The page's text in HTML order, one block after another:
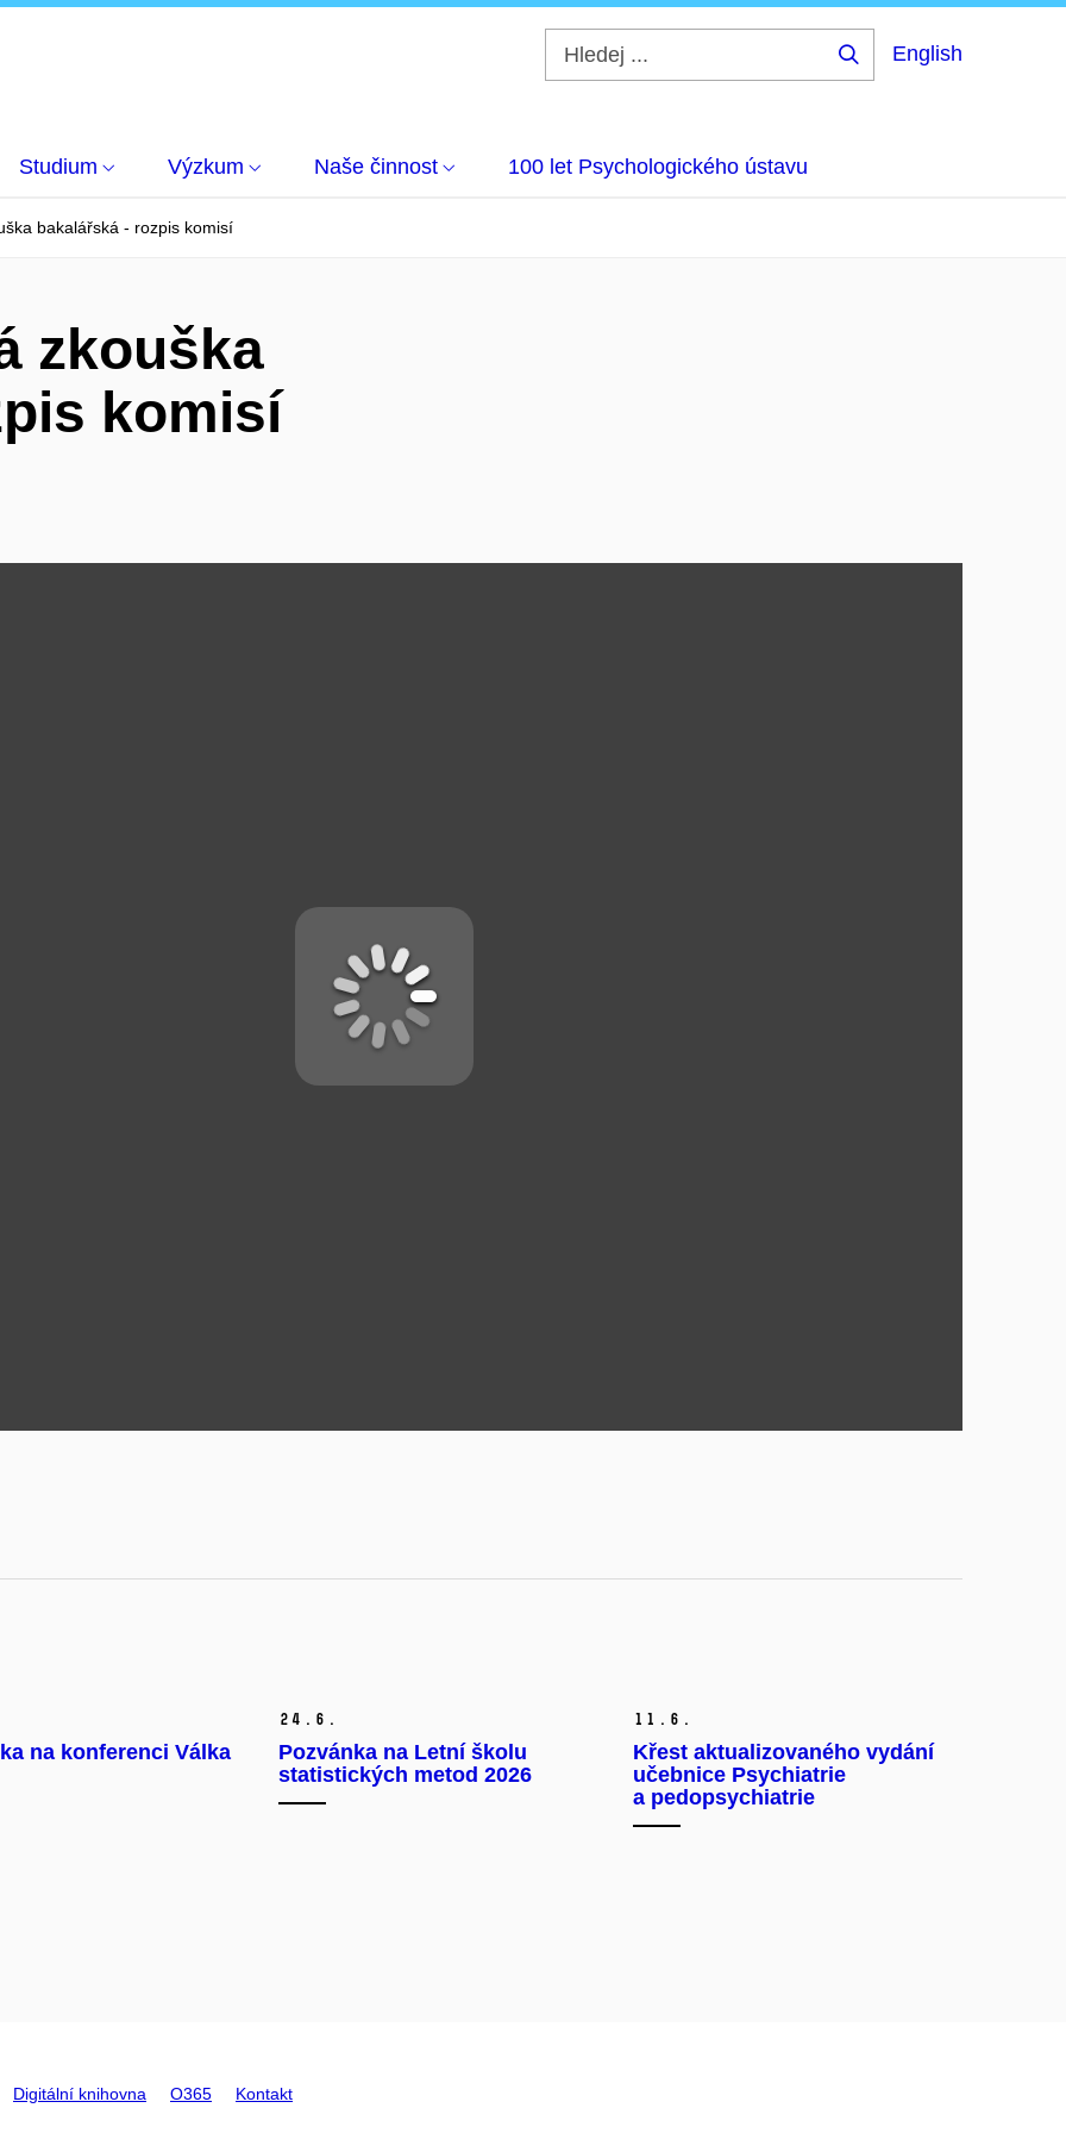
English
Studium Výzkum Naše činnost 100 let Psychologického ústavu
bakalářská - rozpis komisí
zkouška
komisí
na konferenci Válka
24. 6.
Pozvánka na Letní školu
statistických metod 2026
11. 6.
Křest aktualizovaného vydání
učebnice Psychiatrie
a pedopsychiatrie
Digitální knihovna O365 Kontakt